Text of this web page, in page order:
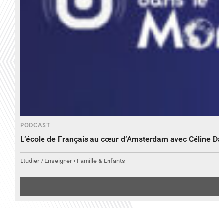
PODCAST
L’école de Français au cœur d’Amsterdam avec Céline
Etudier / Enseigner • Famille & Enfants